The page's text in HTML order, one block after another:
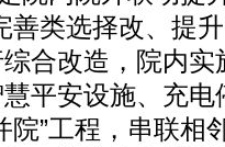
善类选择改、提
合改造，院内实
平安设施、充
院”工程，串联相